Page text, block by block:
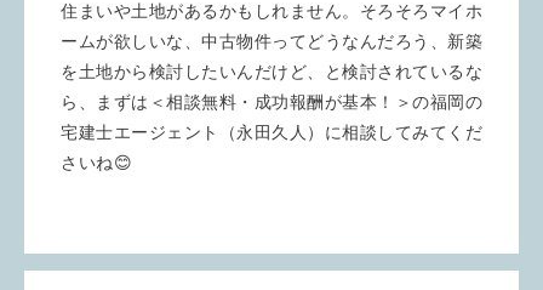
住まいや土地があるかもしれません。そろそろマイホ
ームが欲しいな、中古物件ってどうなんだろう、新築
を土地から検討したいんだけど、と検討されているな
ら、まずは＜相談無料・成功報酬が基本！＞の福岡の
宅建士エージェント（永田久人）に相談してみてくだ
さいね😊